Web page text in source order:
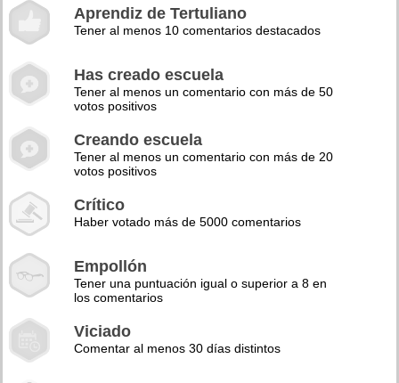
Aprendiz de Tertuliano
Tener al menos 10 comentarios destacados
Has creado escuela
Tener al menos un comentario con más de 50
votos positivos
Creando escuela
Tener al menos un comentario con más de 20
votos positivos
Crítico
Haber votado más de 5000 comentarios
Empollón
Tener una puntuación igual o superior a 8 en
los comentarios
Viciado
Comentar al menos 30 días distintos